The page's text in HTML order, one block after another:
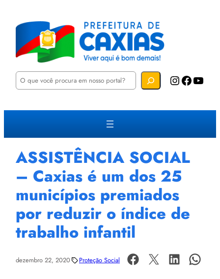
P
u
a
Instagram Facebook YouTube
ASSISTÊNCIA SOCIAL
– Caxias é um dos 25
municípios premiados
por reduzir o índice de
trabalho infantil
dezembro 22, 2020 Proteção Social